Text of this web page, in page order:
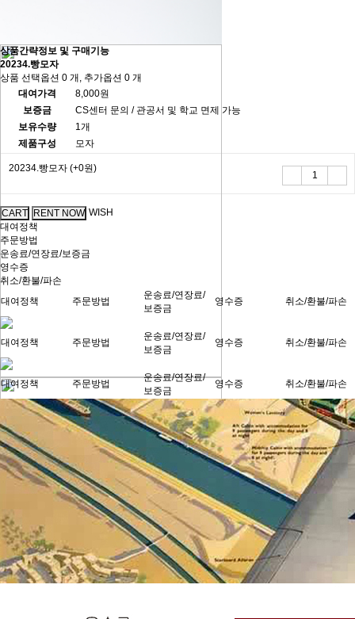
상품간략정보 및 구매기능
20234.빵모자
상품 선택옵션 0 개, 추가옵션 0 개
대여가격
8,000원
보증금
CS센터 문의 / 관공서 및 학교 면제 가능
보유수량
1개
제품구성
모자
20234.빵모자 (+0원)
WISH
대여정책
주문방법
운송료/연장료/보증금
영수증
취소/환불/파손
대여정책
주문방법
운송료/연장료/
보증금
영수증 취소/환불/파손
대여정책 주문방법
운송료/연장료/
보증금
영수증 취소/환불/파손
대여정책 주문방법
운송료/연장료/
보증금
영수증 취소/환불/파손